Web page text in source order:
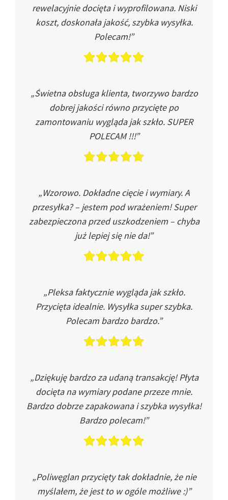
rewelacyjnie docięta i wyprofilowana. Niski
koszt, doskonała jakość, szybka wysyłka.
Polecam!”
„Świetna obsługa klienta, tworzywo bardzo
dobrej jakości równo przycięte po
zamontowaniu wygląda jak szkło. SUPER
POLECAM !!!”
„Wzorowo. Dokładne cięcie i wymiary. A
przesyłka? – jestem pod wrażeniem! Super
zabezpieczona przed uszkodzeniem – chyba
już lepiej się nie da!”
„Pleksa faktycznie wygląda jak szkło.
Przycięta idealnie. Wysyłka super szybka.
Polecam bardzo bardzo.”
„Dziękuję bardzo za udaną transakcję! Płyta
docięta na wymiary podane przeze mnie.
Bardzo dobrze zapakowana i szybka wysyłka!
Bardzo polecam!”
„Poliwęglan przycięty tak dokładnie, że nie
myślałem, że jest to w ogóle możliwe :)”